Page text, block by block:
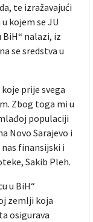
te izražavajući
kojem se JU
BiH“ nalazi, iz
se sredstva u
prije svega
Zbog toga mi u
populaciji
Novo Sarajevo i
finansijski i
Sakib Pleh.
u BiH“
zemlji koja
osigurava